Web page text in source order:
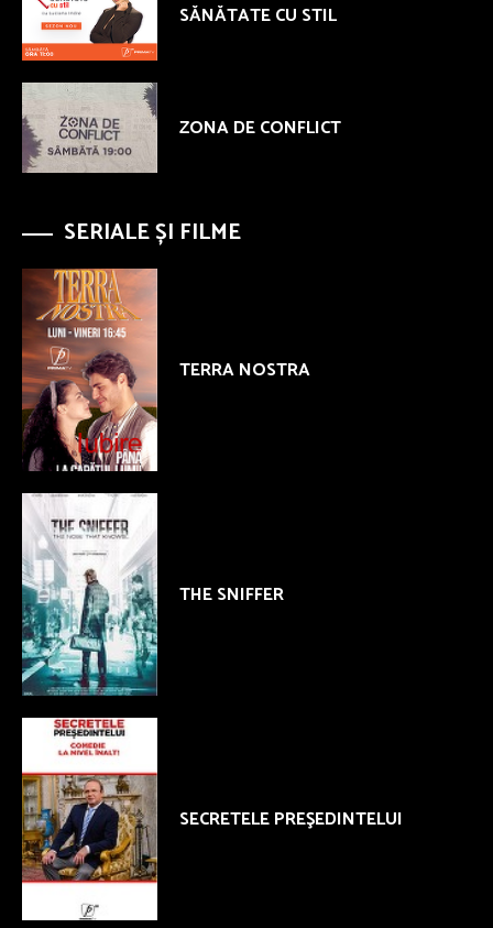
SĂNĂTATE CU STIL
ZONA DE CONFLICT
SERIALE ȘI FILME
TERRA NOSTRA
THE SNIFFER
SECRETELE PREŞEDINTELUI